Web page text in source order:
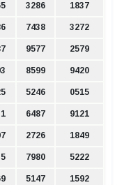
3286 1837
7438 3272
9577 2579
8599 9420
5246 0515
6487 9121
2726 1849
7980 5222
5147 1592